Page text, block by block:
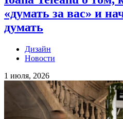
«думать за вас» и
думать
Дизайн
Новости
1 июля, 2026